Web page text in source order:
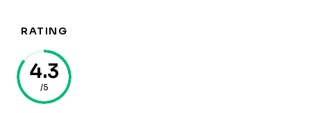
RATING
4.3
/5